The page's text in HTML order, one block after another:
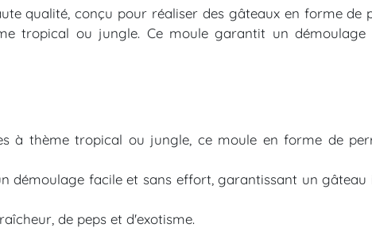
qualité, conçu pour réaliser des gâteaux en forme de
tropical ou jungle. Ce moule garantit un
à thème tropical ou jungle, ce moule en forme de
démoulage facile et sans effort, garantissant un
de peps et d'exotisme.